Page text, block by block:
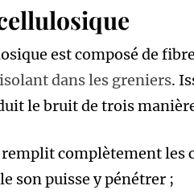
est composé de
isolant dans les greniers.
le bruit de trois
complètement les
son puisse y pénétrer ;